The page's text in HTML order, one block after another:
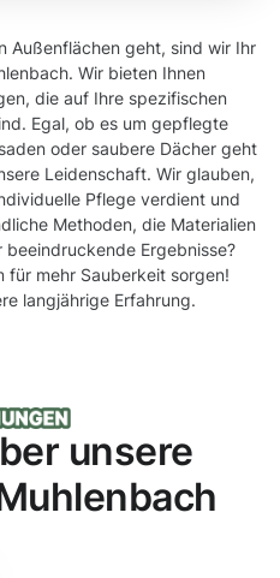
Außenflächen geht, sind wir Ihr
Wir bieten Ihnen
die auf Ihre spezifischen
Egal, ob es um gepflegte
oder saubere Dächer geht
Leidenschaft. Wir glauben,
Pflege verdient und
Methoden, die Materialien
Ergebnisse?
für mehr Sauberkeit sorgen!
langjährige Erfahrung.
unsere